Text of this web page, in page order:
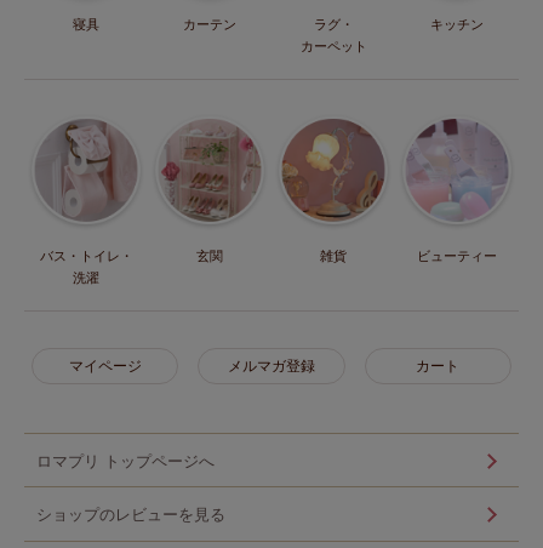
寝具 カーテン
ラグ・
カーペット
キッチン
バス・トイレ・
洗濯
玄関 雑貨 ビューティー
マイページ メルマガ登録 カート
ロマプリ トップページへ
ショップのレビューを見る